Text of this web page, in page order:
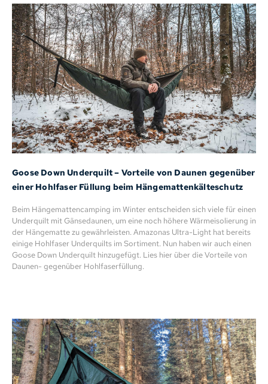
Goose Down Underquilt – Vorteile von Daunen gegenüber
einer Hohlfaser Füllung beim Hängemattenkälteschutz
Beim Hängemattencamping im Winter entscheiden sich viele für einen
Underquilt mit Gänsedaunen, um eine noch höhere Wärmeisolierung in
der Hängematte zu gewährleisten. Amazonas Ultra-Light hat bereits
einige Hohlfaser Underquilts im Sortiment. Nun haben wir auch einen
Goose Down Underquilt hinzugefügt. Lies hier über die Vorteile von
Daunen- gegenüber Hohlfaserfüllung.